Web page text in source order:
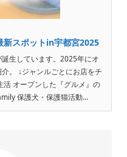
新スポットin宇都宮2025
生しています。2025年にオ
。 ↓ジャンルごとにお店をチ
活 オープンした『グルメ』の
保護犬・保護猫活動...